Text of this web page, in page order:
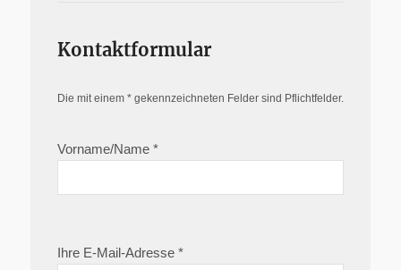
Kontaktformular
Die mit einem * gekennzeichneten Felder sind Pflichtfelder.
Vorname/Name *
Ihre E-Mail-Adresse *